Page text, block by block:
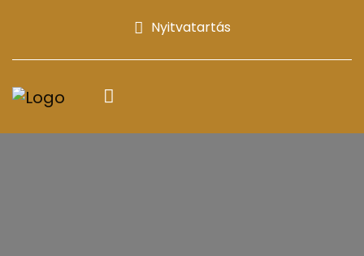
Nyitvatartás